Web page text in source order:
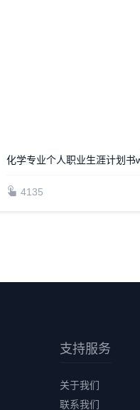
化学专业个人职业生涯计划书
4135
支持服务
关于我们
联系我们